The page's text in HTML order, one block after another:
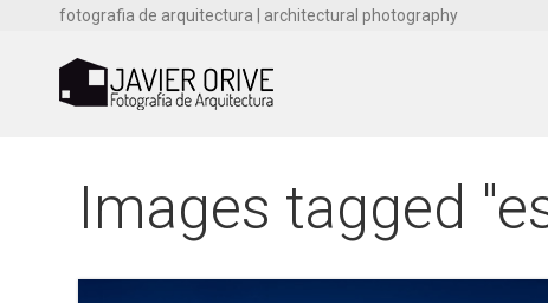
fotografia de arquitectura | architectural photography
Images tagged